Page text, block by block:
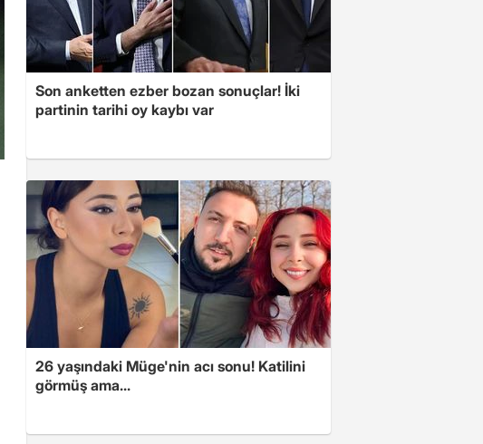
Son anketten ezber bozan sonuçlar! İki
partinin tarihi oy kaybı var
26 yaşındaki Müge'nin acı sonu! Katilini
görmüş ama...